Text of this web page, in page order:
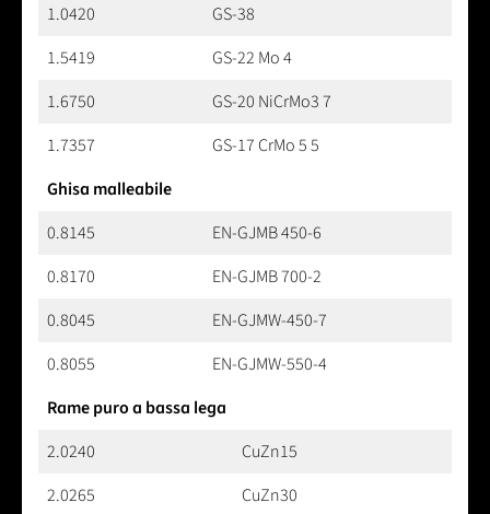
1.0420
GS-38
1.5419
GS-22 Mo 4
1.6750
GS-20 NiCrMo3 7
1.7357
GS-17 CrMo 5 5
Ghisa malleabile
0.8145
EN-GJMB 450-6
0.8170
EN-GJMB 700-2
0.8045
EN-GJMW-450-7
0.8055
EN-GJMW-550-4
Rame puro a bassa lega
2.0240
CuZn15
2.0265
CuZn30